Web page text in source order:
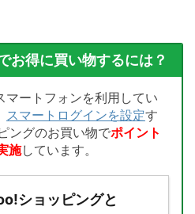
お得に買い物するには？
マートフォンを利用してい
スマートログインを設定す
ングのお買い物でポイント
施しています。
ショッピングと